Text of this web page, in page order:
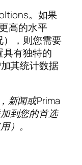
。如果
高的水平
），则您需要
具有独特的
其统计数据
新闻或Prima
到您的首选
）。